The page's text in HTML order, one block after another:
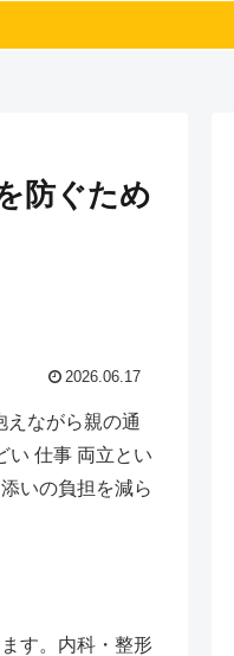
防ぐため
2026.06.17
えながら親の通
い 仕事 両立とい
いの負担を減ら
す。内科・整形